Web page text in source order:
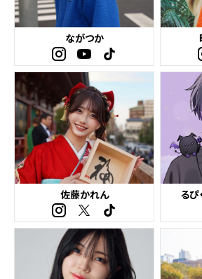
ながつか
佐藤かれん るぴ